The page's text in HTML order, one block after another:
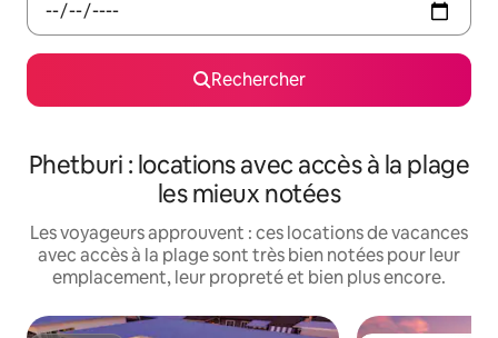
Rechercher
Phetburi : locations avec accès à la plage
les mieux notées
Les voyageurs approuvent : ces locations de vacances
avec accès à la plage sont très bien notées pour leur
emplacement, leur propreté et bien plus encore.